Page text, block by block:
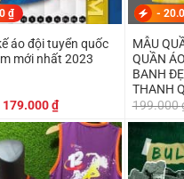
₫
áo đội tuyển quốc
mới nhất 2023
Giá
là:
199.000 ₫.
179.000₫Giá
hiện
tại
là:
179.000 ₫.
-
MẪU
QUẦN
BANH
THANH
199.000